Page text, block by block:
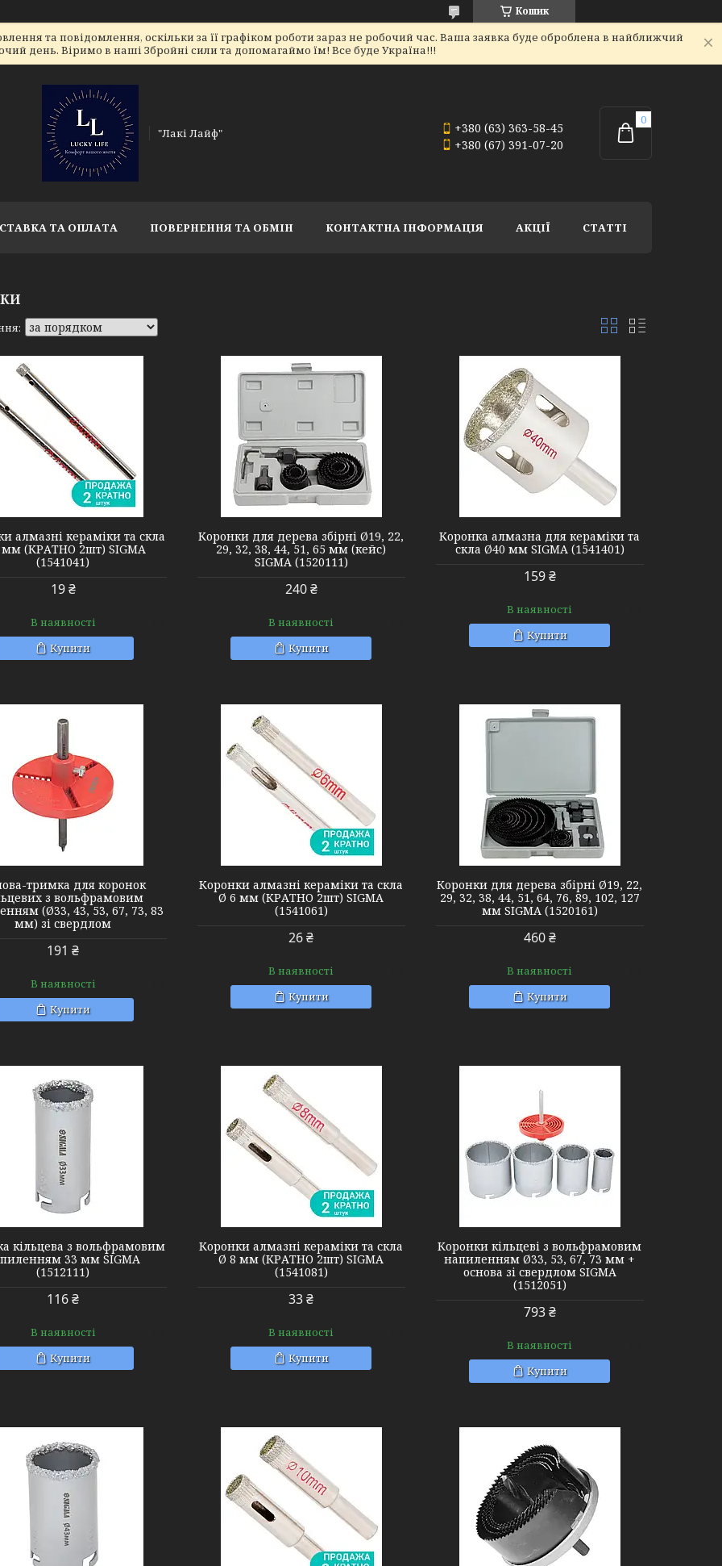
Кошик
та повідомлення, оскільки за її графіком роботи зараз не робочий час. Ваша заявка буде оброблена в найближчий
день. Віримо в наші Збройні сили та допомагаймо їм! Все буде Україна!!!
"Лакі Лайф"
+380 (63) 363-58-45
+380 (67) 391-07-20
ТА ОПЛАТА ПОВЕРНЕННЯ ТА ОБМІН КОНТАКТНА ІНФОРМАЦІЯ АКЦІЇ СТАТТІ
алмазні кераміки та скла
(КРАТНО 2шт) SIGMA
(1541041)
19 ₴
В наявності
Купити
1520111
Коронки для дерева збірні Ø19, 22,
29, 32, 38, 44, 51, 65 мм (кейс)
SIGMA (1520111)
240 ₴
В наявності
Купити
1541401
Коронка алмазна для кераміки та
скла Ø40 мм SIGMA (1541401)
159 ₴
В наявності
Купити
тримка для коронок
з вольфрамовим
(Ø33, 43, 53, 67, 73, 83
мм) зі свердлом
191 ₴
В наявності
Купити
1541061
Коронки алмазні кераміки та скла
Ø 6 мм (КРАТНО 2шт) SIGMA
(1541061)
26 ₴
В наявності
Купити
1520161
Коронки для дерева збірні Ø19, 22,
29, 32, 38, 44, 51, 64, 76, 89, 102, 127
мм SIGMA (1520161)
460 ₴
В наявності
Купити
кільцева з вольфрамовим
33 мм SIGMA
(1512111)
116 ₴
В наявності
Купити
1541081
Коронки алмазні кераміки та скла
Ø 8 мм (КРАТНО 2шт) SIGMA
(1541081)
33 ₴
В наявності
Купити
1512051
Коронки кільцеві з вольфрамовим
напиленням Ø33, 53, 67, 73 мм +
основа зі свердлом SIGMA
(1512051)
793 ₴
В наявності
Купити
1541101 1520031